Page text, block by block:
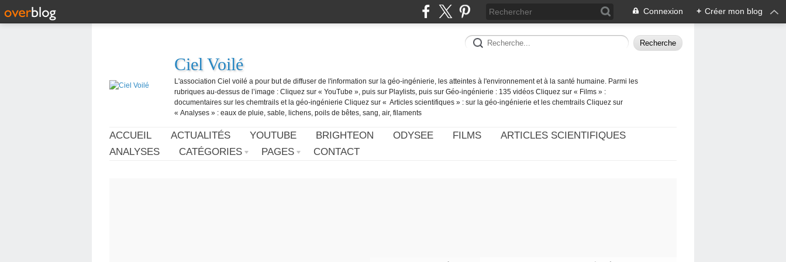
Connexion + Créer mon blog
Ciel Voilé
L'association Ciel voilé a pour but de diffuser de l'information sur la géo-ingénierie, les atteintes à l'environnement et à la santé humaine. Parmi les
rubriques au-dessus de l’image : Cliquez sur « YouTube », puis sur Playlists, puis sur Géo-ingénierie : 135 vidéos Cliquez sur « Films » :
documentaires sur les chemtrails et la géo-ingénierie Cliquez sur « Articles scientifiques » : sur la géo-ingénierie et les chemtrails Cliquez sur
« Analyses » : eaux de pluie, sable, lichens, poils de bêtes, sang, air, filaments
ACCUEIL ACTUALITÉS YOUTUBE BRIGHTEON ODYSEE FILMS
ARTICLES SCIENTIFIQUES
ANALYSES
CATÉGORIES PAGES CONTACT